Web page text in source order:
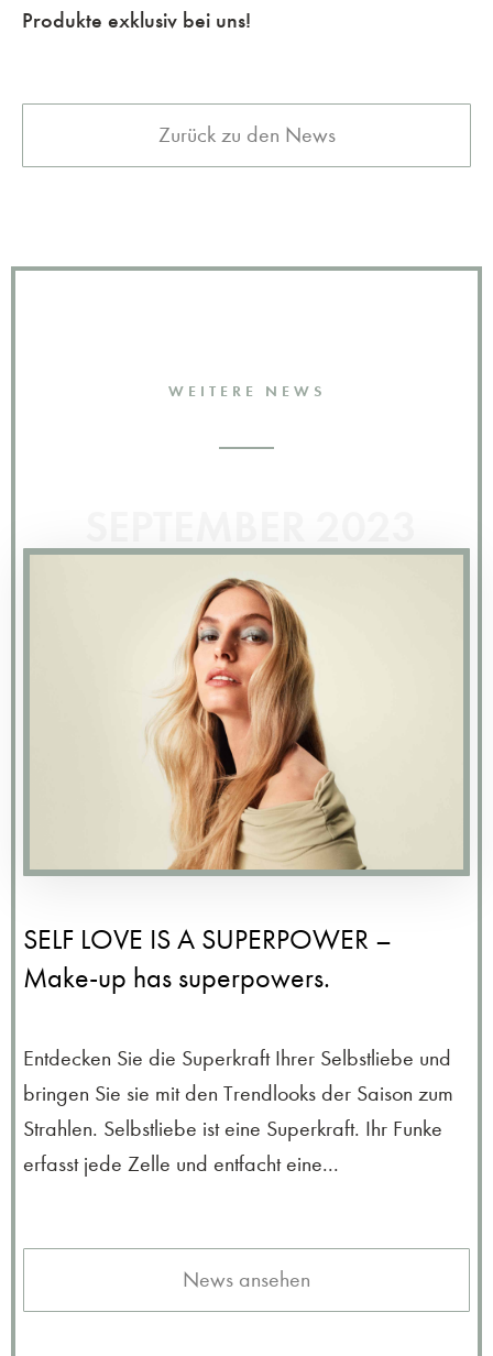
Produkte exklusiv bei uns!
Zurück zu den News
WEITERE NEWS
SELF LOVE IS A SUPERPOWER –
Make-up has superpowers.
Entdecken Sie die Superkraft Ihrer Selbstliebe und
bringen Sie sie mit den Trendlooks der Saison zum
Strahlen. Selbstliebe ist eine Superkraft. Ihr Funke
erfasst jede Zelle und entfacht eine...
News ansehen